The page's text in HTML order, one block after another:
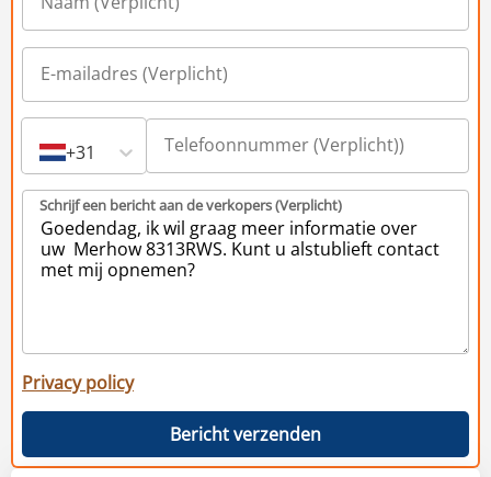
+31
Schrijf een bericht aan de verkopers (Verplicht)
Privacy policy
Bericht verzenden